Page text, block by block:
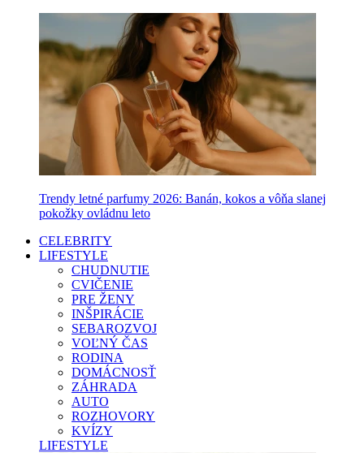
Trendy letné parfumy 2026: Banán, kokos a vôňa slanej
pokožky ovládnu leto
CELEBRITY
LIFESTYLE
CHUDNUTIE
CVIČENIE
PRE ŽENY
INŠPIRÁCIE
SEBAROZVOJ
VOĽNÝ ČAS
RODINA
DOMÁCNOSŤ
ZÁHRADA
AUTO
ROZHOVORY
KVÍZY
LIFESTYLE